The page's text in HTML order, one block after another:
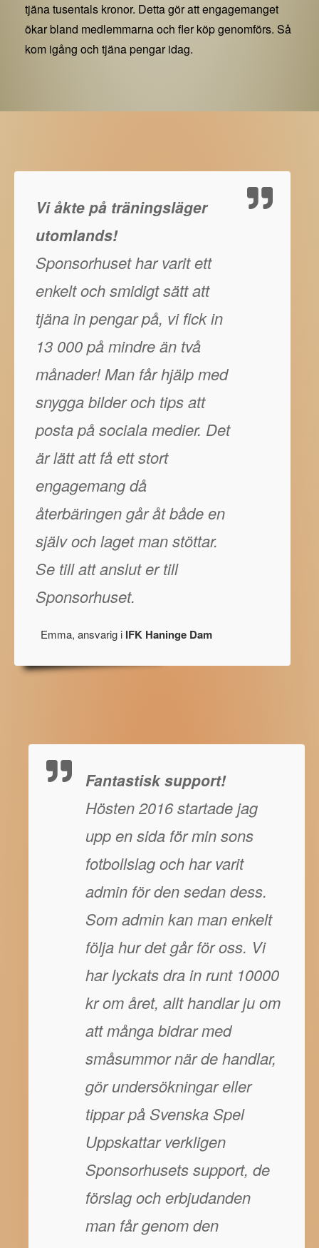
tjäna tusentals kronor. Detta gör att engagemanget
ökar bland medlemmarna och fler köp genomförs. Så
kom igång och tjäna pengar idag.
Vi åkte på träningsläger
utomlands!
Sponsorhuset har varit ett
enkelt och smidigt sätt att
tjäna in pengar på, vi fick in
13 000 på mindre än två
månader! Man får hjälp med
snygga bilder och tips att
posta på sociala medier. Det
är lätt att få ett stort
engagemang då
återbäringen går åt både en
själv och laget man stöttar.
Se till att anslut er till
Sponsorhuset.
Emma, ansvarig i IFK Haninge Dam
Fantastisk support!
Hösten 2016 startade jag
upp en sida för min sons
fotbollslag och har varit
admin för den sedan dess.
Som admin kan man enkelt
följa hur det går för oss. Vi
har lyckats dra in runt 10000
kr om året, allt handlar ju om
att många bidrar med
småsummor när de handlar,
gör undersökningar eller
tippar på Svenska Spel
Uppskattar verkligen
Sponsorhusets support, de
förslag och erbjudanden
man får genom den